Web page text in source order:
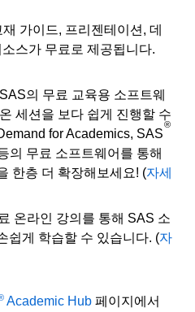
가이드, 프리젠테이션, 데
스가 무료로 제공됩니다.
의 무료 교육용 소프트웨
세션을 보다 쉽게 진행할 수
for Academics, SAS
®
의 무료 소프트웨어를 통해
한층 더 확장해보세요! (자세
온라인 강의를 통해 SAS 소
쉽게 학습할 수 있습니다. (자
Academic Hub페이지에서